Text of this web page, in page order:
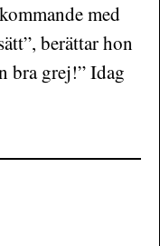
med
berättar hon
bra grej!” Idag